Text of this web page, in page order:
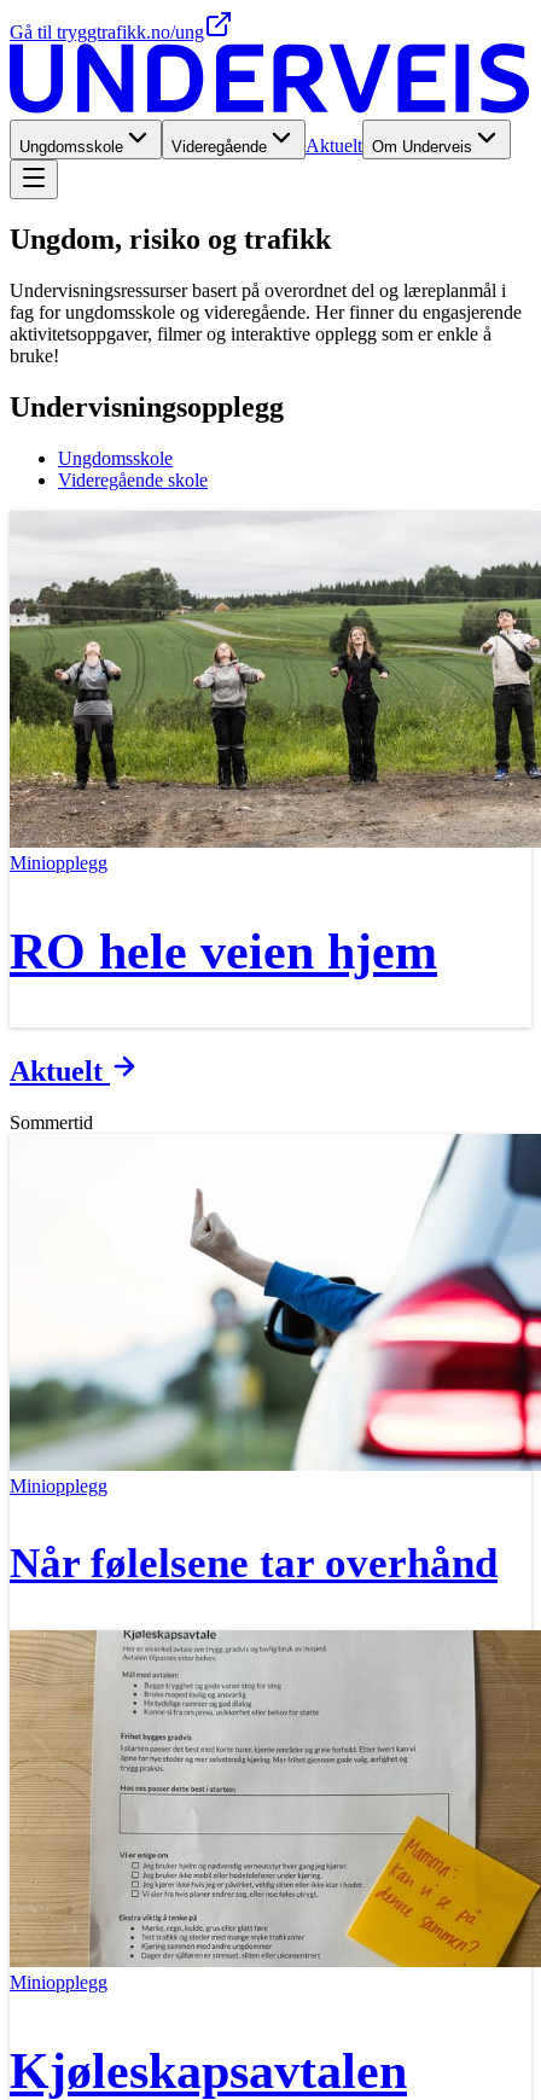
Gå til tryggtrafikk.no/ung
Ungdomsskole Videregående Aktuelt Om Underveis
Ungdom, risiko og trafikk
Undervisningsressurser basert på overordnet del og læreplanmål i
fag for ungdomsskole og videregående. Her finner du engasjerende
aktivitetsoppgaver, filmer og interaktive opplegg som er enkle å
bruke!
Undervisningsopplegg
Ungdomsskole
Videregående skole
Miniopplegg
RO hele veien hjem
Aktuelt
Sommertid
Miniopplegg
Når følelsene tar overhånd
Miniopplegg
Kjøleskapsavtalen